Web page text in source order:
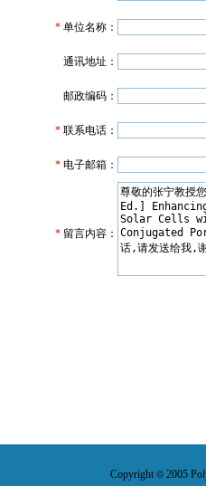
* 单位名称：
通讯地址：
邮政编码：
* 联系电话：
* 电子邮箱：
* 留言内容：
Copyright© 2005